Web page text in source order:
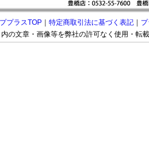
プラスTOP｜ 特定商取引法に基づく表記｜
の文章・画像等を弊社の許可なく使用・転